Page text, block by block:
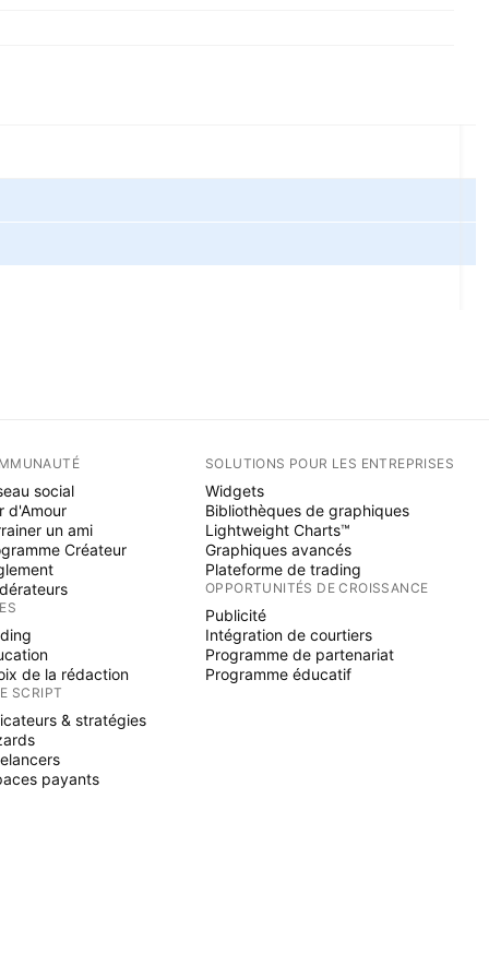
social
d'Amour
un ami
Créateur
de la rédaction
SCRIPT
& stratégies
payants
SOLUTIONS POUR LES ENTREPRISES
Widgets
Bibliothèques de graphiques
Lightweight Charts™
Graphiques avancés
Plateforme de trading
OPPORTUNITÉS DE CROISSANCE
Publicité
Intégration de courtiers
Programme de partenariat
Programme éducatif